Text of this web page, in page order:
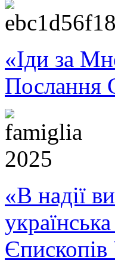
«Іди за
Послання
«В надії